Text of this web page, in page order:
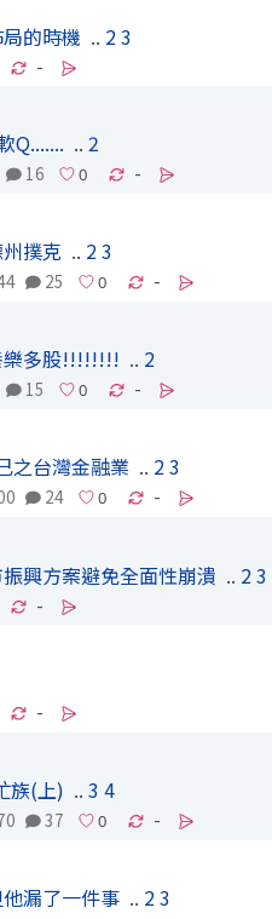
的時機 .. 23
-
Q....... ..2
16 -
撲克 .. 23
25 -
樂多股!!!!!!!! .. 2
15 -
之台灣金融業 .. 23
24 -
興方案避免全面性崩潰 .. 23
-
-
族(上) ..3 4
37 -
漏了一件事 .. 23